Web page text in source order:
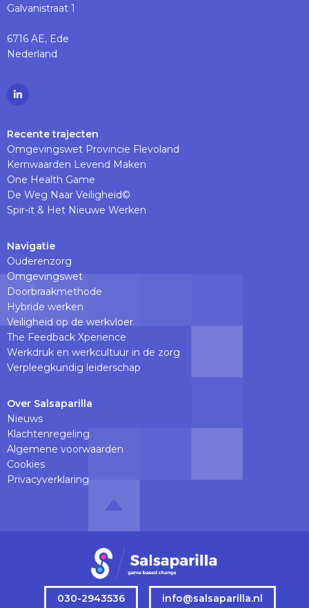
Galvanistraat 1
6716 AE, Ede
Nederland
Ga
Linkedinpagina
Recente trajecten
Omgevingswet Provincie Flevoland
Kernwaarden Levend Maken
One Health Game
De Weg Naar Veiligheid©
Spir-it & Het Nieuwe Werken
Navigatie
Ouderenzorg
Omgevingswet
Doorbraakmethode
Hybride werken
Veiligheid op de werkvloer
The Feedback Xperience
Werkdruk en werkcultuur in de zorg
Verpleegkundig leiderschap
Over Salsaparilla
Nieuws
Klachtenregeling
Algemene voorwaarden
Cookies
Privacyverklaring
030-2943536 info@salsaparilla.nl